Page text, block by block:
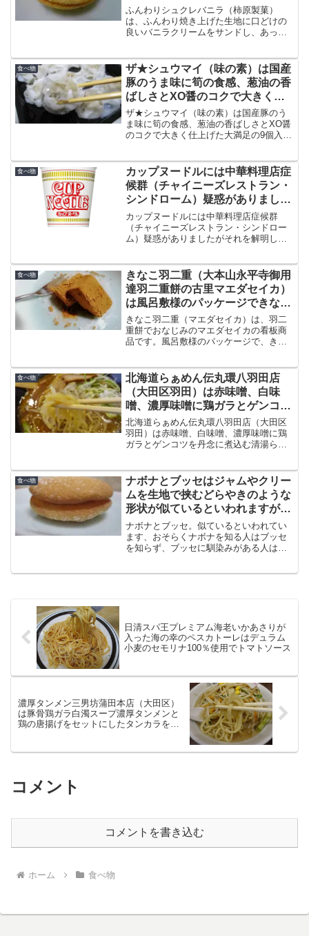
りとした味に仕上げたブッセ
ふんわりシュクレバニラ（柿原製菓）
は、ふんわり焼き上げた生地に口どけの
良いバニラクリームをサンドし、あっさ
どのお供に、おやつに、ご進物に喜ばれ
る一品です。
食べ物
ザ★シュウマイ（味の素）は国産
豚のうま味に筍の食感、葱油の香
ばしさとXO醤のコクで大きく仕
上げた大満足の9個入り
ザ★シュウマイ（味の素）は国産豚のう
ま味に筍の食感、葱油の香ばしさとXO醤
のコクで大きく仕上げた大満足の9個入り
肉のうま味の肉汁が口の中でジュワッと
ひろがります。
食べ物
カップヌードルには中華料理店症
候群（チャイニーズレストラン・
シンドローム）疑惑がありました
がそれを解明してみます
カップヌードルには中華料理店症候群
（チャイニーズレストラン・シンドロー
ム）疑惑がありましたがそれを解明して
る、顔面の圧迫感、胸痛、全身の灼熱感
などをいいます。
食べ物
きなこ羽二重（大本山永平寺御用
達羽二重餅の古里マエダセイカ）
は風呂敷様のパッケージできなこ
がたくさんかかった羽二重餅
きなこ羽二重（マエダセイカ）は、羽二
重餅でおなじみのマエダセイカの看板商
品です。風呂敷様のパッケージで、きな
ろけ、ほんのりともち米の優しい甘さが
広がる餅菓子です。
食べ物
北海道らぁめん伝丸環八羽田店
（大田区羽田）は赤味噌、白味
噌、濃厚味噌に鶏ガラとゲンコツ
を丹念に煮込む清湯らーめん
北海道らぁめん伝丸環八羽田店（大田区
羽田）は赤味噌、白味噌、濃厚味噌に鶏
ガラとゲンコツを丹念に煮込む清湯らー
るメニューのバリエーション。コクのあ
るスープと合います。
食べ物
ナボナとブッセはジャムやクリー
ムを生地で挟むどらやきのような
形状が似ているといわれますがど
こが違うのでしょうか
ナボナとブッセ。似ているといわれてい
ます、おそらくナボナを知る人はブッセ
を知らず、ブッセに馴染みがある人はナ
日清スパ王プレミアム海老いかあさりが
入った海の幸のペスカトーレはデュラム
小麦のセモリナ100％使用でトマトソース
濃厚タンメン三男坊蒲田本店（大田区）
は豚骨鶏ガラ白濁スープ濃厚タンメンと
鶏の唐揚げをセットにしたタンカラを提
コメント
コメントを書き込む
ホーム 食べ物